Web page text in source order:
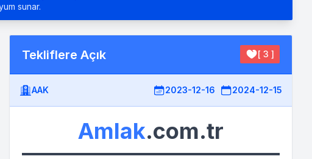
sunar.
Tekliflere Açık [ 3 ]
AAK 2023-12-16 2024-12-15
Amlak.com.tr